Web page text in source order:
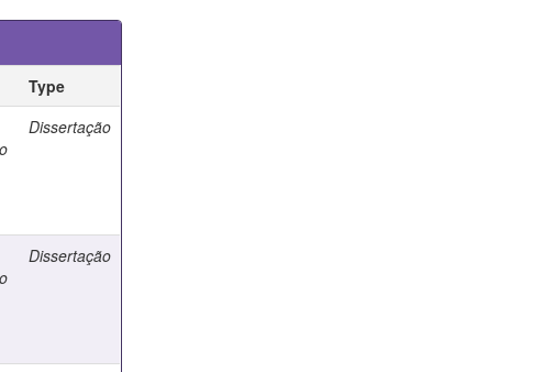
Type
Dissertação
Dissertação